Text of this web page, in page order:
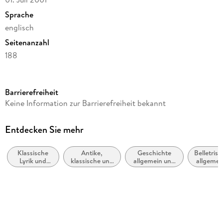
Sprache
englisch
Seitenanzahl
188
Verlag/Hersteller
Produktart
Gewicht
375 g
Barrierefreiheit
Keine Information zur Barrierefreiheit bekannt
Entdecken Sie mehr
Klassische
Lyrik und
Dichtung
Antike,
klassische und
mittelalterliche
Geschichte
allgemein und
Weltgeschichte
und